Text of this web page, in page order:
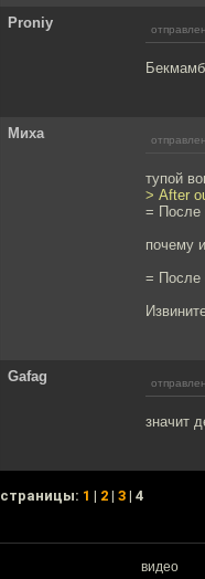
Proniy
Миха
тупой
> Аfter
= После
почему
= После
Gafag
значит
cтраницы: 1 | 2 | 3 | 4
видео